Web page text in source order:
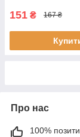
151 ₴ 167 ₴
Про нас
100%